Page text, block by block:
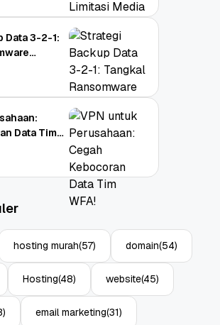
Data 3-2-1:
Data Tim
hosting murah(57) domain(54)
Hosting(48) website(45)
email marketing(31)